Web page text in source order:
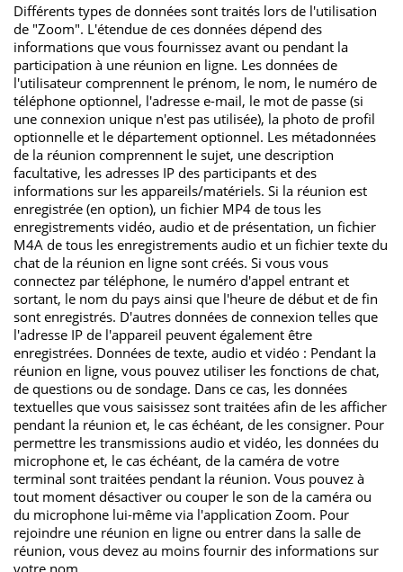
Différents types de données sont traités lors de l'utilisation
de "Zoom". L'étendue de ces données dépend des
informations que vous fournissez avant ou pendant la
participation à une réunion en ligne. Les données de
l'utilisateur comprennent le prénom, le nom, le numéro de
téléphone optionnel, l'adresse e-mail, le mot de passe (si
une connexion unique n'est pas utilisée), la photo de profil
optionnelle et le département optionnel. Les métadonnées
de la réunion comprennent le sujet, une description
facultative, les adresses IP des participants et des
informations sur les appareils/matériels. Si la réunion est
enregistrée (en option), un fichier MP4 de tous les
enregistrements vidéo, audio et de présentation, un fichier
M4A de tous les enregistrements audio et un fichier texte du
chat de la réunion en ligne sont créés. Si vous vous
connectez par téléphone, le numéro d'appel entrant et
sortant, le nom du pays ainsi que l'heure de début et de fin
sont enregistrés. D'autres données de connexion telles que
l'adresse IP de l'appareil peuvent également être
enregistrées. Données de texte, audio et vidéo : Pendant la
réunion en ligne, vous pouvez utiliser les fonctions de chat,
de questions ou de sondage. Dans ce cas, les données
textuelles que vous saisissez sont traitées afin de les afficher
pendant la réunion et, le cas échéant, de les consigner. Pour
permettre les transmissions audio et vidéo, les données du
microphone et, le cas échéant, de la caméra de votre
terminal sont traitées pendant la réunion. Vous pouvez à
tout moment désactiver ou couper le son de la caméra ou
du microphone lui-même via l'application Zoom. Pour
rejoindre une réunion en ligne ou entrer dans la salle de
réunion, vous devez au moins fournir des informations sur
votre nom.